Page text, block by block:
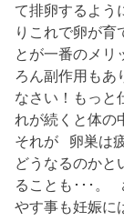
て排卵するよう
りこれで卵が育
とが一番のメ
ろん副作用もあ
なさい！もっと
れが続くと体の
それが 卵巣は
どうなるのかと
ることも･･･。
やす事も妊娠に